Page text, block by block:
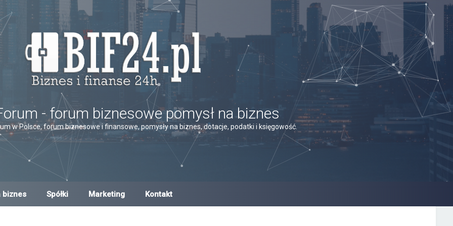
- forum biznesowe pomysł na biznes
w Polsce, forum biznesowe i finansowe, pomysły na biznes, dotacje, podatki i księgowość.
biznes Spółki Marketing Kontakt